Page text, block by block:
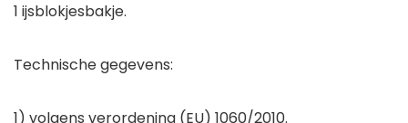
1 ijsblokjesbakje.
Technische gegevens:
1) volgens verordening (EU) 1060/2010.